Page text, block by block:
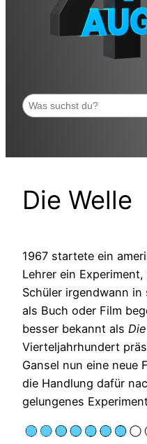
Suchen
Die Welle
1967 startete ein
Lehrer ein
Schüler irgendwann
als Buch oder Film
besser bekannt als
Vierteljahrhundert
Gansel nun eine neue
die Handlung dafür
gelungenes